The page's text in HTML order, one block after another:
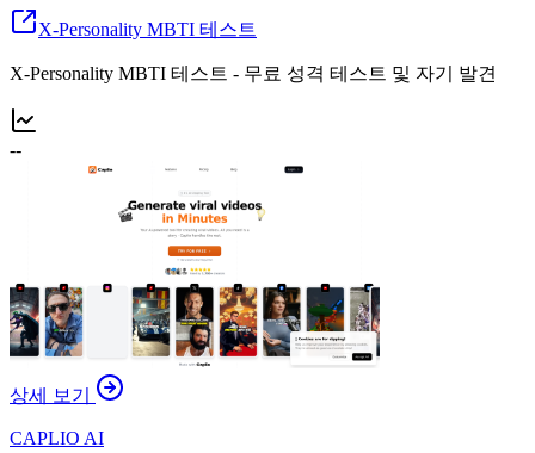
X-Personality MBTI 테스트
X-Personality MBTI 테스트 - 무료 성격 테스트 및 자기 발견
--
상세 보기
CAPLIO AI